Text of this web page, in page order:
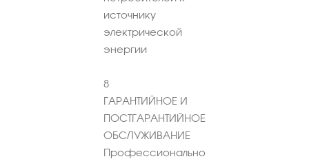
источнику
электрической
энергии
8
ГАРАНТИЙНОЕ И
ПОСТГАРАНТИЙНОЕ
ОБСЛУЖИВАНИЕ
Профессионально